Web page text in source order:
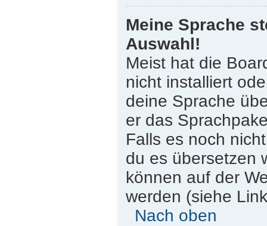
Meine Sprache
Auswahl!
Meist hat die
nicht installiert
deine Sprache
er das
Falls es noch
du es übersetzen
können auf der
werden (siehe
Nach oben